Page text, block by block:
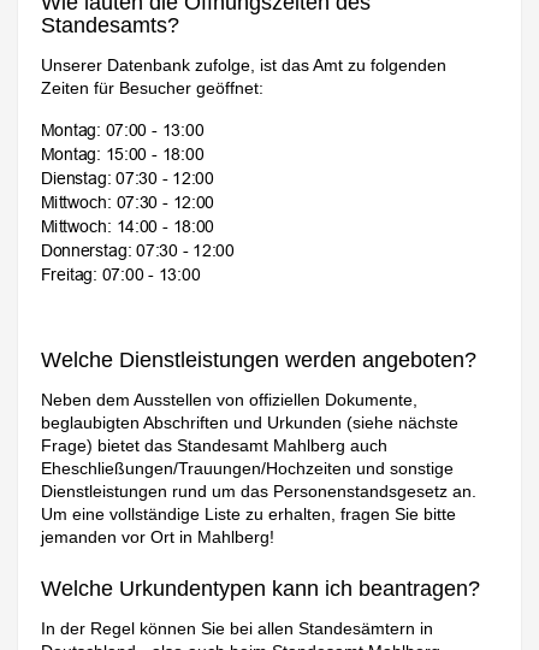
Standesamts?
Unserer Datenbank zufolge, ist das Amt zu folgenden
Zeiten für Besucher geöffnet:
Welche Dienstleistungen werden angeboten?
Neben dem Ausstellen von offiziellen Dokumente,
beglaubigten Abschriften und Urkunden (siehe nächste
Frage) bietet das Standesamt Mahlberg auch
Eheschließungen/Trauungen/Hochzeiten und sonstige
Dienstleistungen rund um das Personenstandsgesetz an.
Um eine vollständige Liste zu erhalten, fragen Sie bitte
jemanden vor Ort in Mahlberg!
Welche Urkundentypen kann ich beantragen?
In der Regel können Sie bei allen Standesämtern in